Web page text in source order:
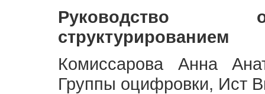
Руководство
структурированием
Комиссарова Анна
Группы оцифровки, Ист